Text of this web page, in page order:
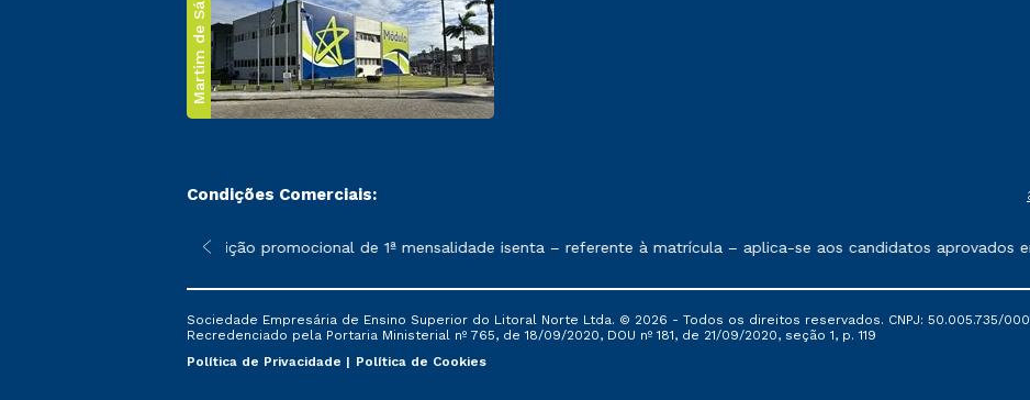
Martim de Sá
Condições Comerciais:
sofrer alterações nos períodos de rematrícula conforme exposto no contrato de prestação de serviços.
*A condição promocional de 1ª mensalidade isenta – referente à matrícula – aplica-se aos candidatos
Sociedade Empresária de Ensino Superior do Litoral Norte Ltda. © 2026 - Todos os direitos reservados. CNPJ: 50.005.735/
Recredenciado pela Portaria Ministerial nº 765, de 18/09/2020, DOU nº 181, de 21/09/2020, seção 1, p. 119
Política de Privacidade
Política de Cookies